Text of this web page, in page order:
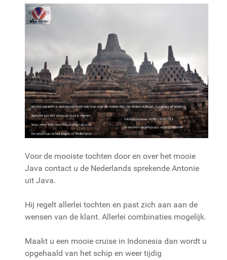
Voor de mooiste tochten door en over het mooie
Java contact u de Nederlands sprekende Antonie
uit Java.
Hij regelt allerlei tochten en past zich aan aan de
wensen van de klant. Allerlei combinaties mogelijk.
Maakt u een mooie cruise in Indonesia dan wordt u
opgehaald van het schip en weer tijdig